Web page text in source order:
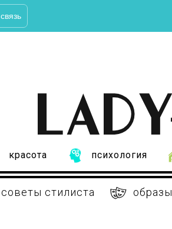
красота психология
советы стилиста образы